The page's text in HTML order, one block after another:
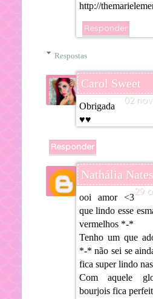
http://
Responder
Respostas
Carol Sweet
02
Obrigada
♥♥
Responder
Nathália Nates
29
ooi amor <3
que lindo esse
vermelhos *-*
Tenho um que
*-* não sei se
fica super lindo
Com aquele
bourjois fica